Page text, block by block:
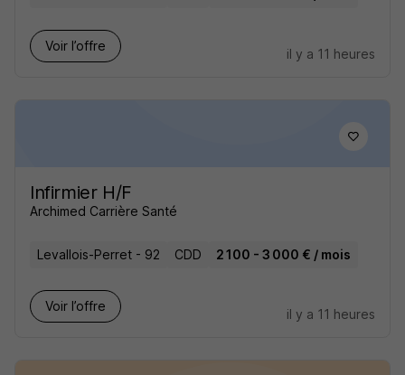
Voir l’offre
il y a 11 heures
Infirmier H/F
Archimed Carrière Santé
Levallois-Perret - 92 CDD 2 100 - 3 000 € / mois
Voir l’offre
il y a 11 heures